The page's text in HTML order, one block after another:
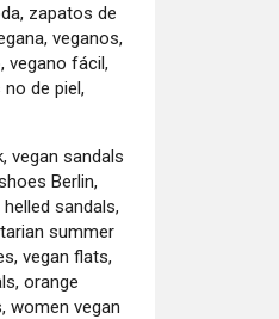
zapatos de
veganos,
vegano fácil,
de piel,
vegan sandals
Berlin,
sandals,
summer
vegan flats,
orange
women vegan